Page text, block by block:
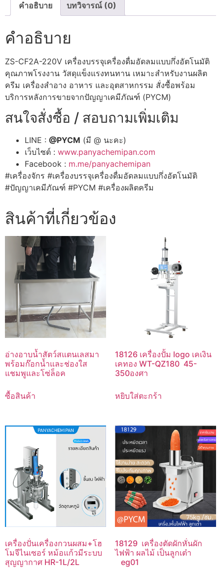
คำอธิบาย บทวิจารณ์ (0)
คำอธิบาย
ZS-CF2A-220V เครื่องบรรจุเครื่องดื่มอัดลมแบบกึ่งอัตโนมัติ
คุณภาพโรงงาน วัสดุแข็งแรงทนทาน เหมาะสำหรับงานผลิต
ครีม เครื่องสำอาง อาหาร และอุตสาหกรรม สั่งซื้อพร้อม
บริการหลังการขายจากปัญญาเคมีภัณฑ์ (PYCM)
สนใจสั่งซื้อ / สอบถามเพิ่มเติม
LINE : @PYCM (มี @ นะคะ)
เว็บไซต์ : www.panyachemipan.com
Facebook : m.me/panyachemipan
#เครื่องจักร #เครื่องบรรจุเครื่องดื่มอัดลมแบบกึ่งอัตโนมัติ
#ปัญญาเคมีภัณฑ์ #PYCM #เครื่องผลิตครีม
สินค้าที่เกี่ยวข้อง
อ่างอาบน้ำสัตว์สแตนเลสมา
พร้อมก๊อกน้ำและช่องใส
แชมพูและโซ่ล็อค
ซื้อสินค้า
18126 เครื่องปั้ม logo เคเงิน
เคทอง WT-QZ180 45-
350องศา
หยิบใส่ตะกร้า
เครื่องปั่นเครื่องกวนผสม+โฮ
โมจีไนเซอร์ หม้อแก้วมีระบบ
สุญญากาศ HR-1L/2L
18129 เครื่องตัดผักหั่นผัก
ไฟฟ้า ผลไม้ เป็นลูกเต๋า
eg01